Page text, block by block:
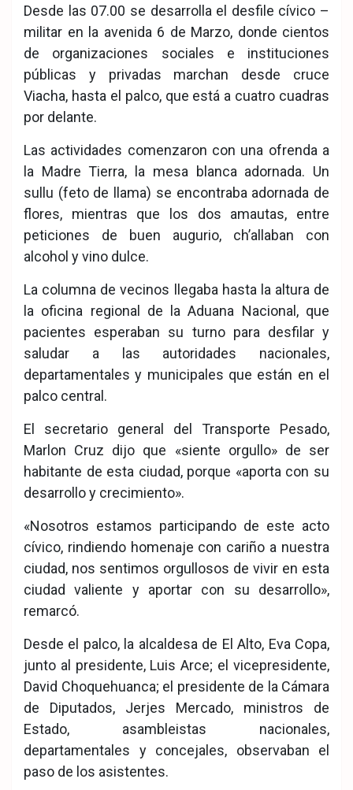
Desde las 07.00 se desarrolla el desfile cívico –
militar en la avenida 6 de Marzo, donde cientos
de organizaciones sociales e instituciones
públicas y privadas marchan desde cruce
Viacha, hasta el palco, que está a cuatro cuadras
por delante.
Las actividades comenzaron con una ofrenda a
la Madre Tierra, la mesa blanca adornada. Un
sullu (feto de llama) se encontraba adornada de
flores, mientras que los dos amautas, entre
peticiones de buen augurio, ch’allaban con
alcohol y vino dulce.
La columna de vecinos llegaba hasta la altura de
la oficina regional de la Aduana Nacional, que
pacientes esperaban su turno para desfilar y
saludar a las autoridades nacionales,
departamentales y municipales que están en el
palco central.
El secretario general del Transporte Pesado,
Marlon Cruz dijo que «siente orgullo» de ser
habitante de esta ciudad, porque «aporta con su
desarrollo y crecimiento».
«Nosotros estamos participando de este acto
cívico, rindiendo homenaje con cariño a nuestra
ciudad, nos sentimos orgullosos de vivir en esta
ciudad valiente y aportar con su desarrollo»,
remarcó.
Desde el palco, la alcaldesa de El Alto, Eva Copa,
junto al presidente, Luis Arce; el vicepresidente,
David Choquehuanca; el presidente de la Cámara
de Diputados, Jerjes Mercado, ministros de
Estado, asambleistas nacionales,
departamentales y concejales, observaban el
paso de los asistentes.